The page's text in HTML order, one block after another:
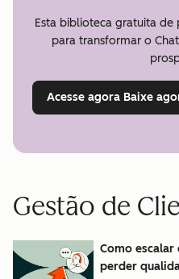
Esta biblioteca gratuita de
para transformar o
Acesse agora Baixe
Gestão de
Como
perder